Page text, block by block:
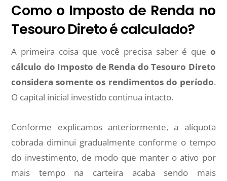
Como o Imposto de Renda no
Tesouro Direto é calculado?
A primeira coisa que você precisa saber é que o
cálculo do Imposto de Renda do Tesouro Direto
considera somente os rendimentos do período.
O capital inicial investido continua intacto.
Conforme explicamos anteriormente, a alíquota
cobrada diminui gradualmente conforme o tempo
do investimento, de modo que manter o ativo por
mais tempo na carteira acaba sendo mais